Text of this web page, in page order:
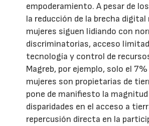
empoderamiento. A pesar de
la reducción de la brecha digital
mujeres siguen lidiando con
discriminatorias, acceso
tecnología y control de
Magreb, por ejemplo, solo el 7%
mujeres son propietarias de
pone de manifiesto la magnitud
disparidades en el acceso a
repercusión directa en la